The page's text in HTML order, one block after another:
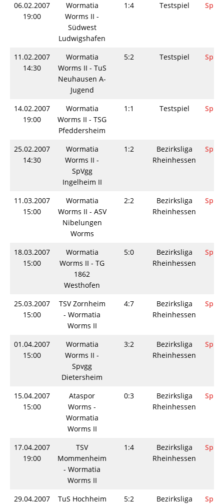
06.02.2007
19:00
Wormatia
Worms II -
Südwest
Ludwigshafen
1:4 Testspiel
11.02.2007
14:30
Wormatia
Worms II - TuS
Neuhausen A-
Jugend
5:2 Testspiel
14.02.2007
19:00
Wormatia
Worms II - TSG
Pfeddersheim
1:1 Testspiel
25.02.2007
14:30
Wormatia
Worms II -
SpVgg
Ingelheim II
1:2
Bezirksliga
Rheinhessen
11.03.2007
15:00
Wormatia
Worms II - ASV
Nibelungen
Worms
2:2
Bezirksliga
Rheinhessen
18.03.2007
15:00
Wormatia
Worms II - TG
1862
Westhofen
5:0
Bezirksliga
Rheinhessen
25.03.2007
15:00
TSV Zornheim
- Wormatia
Worms II
4:7
Bezirksliga
Rheinhessen
01.04.2007
15:00
Wormatia
Worms II -
Spvgg
Dietersheim
3:2
Bezirksliga
Rheinhessen
15.04.2007
15:00
Ataspor
Worms -
Wormatia
Worms II
0:3
Bezirksliga
Rheinhessen
17.04.2007
19:00
TSV
Mommenheim
- Wormatia
Worms II
1:4
Bezirksliga
Rheinhessen
29.04.2007
TuS Hochheim
5:2
Bezirksliga